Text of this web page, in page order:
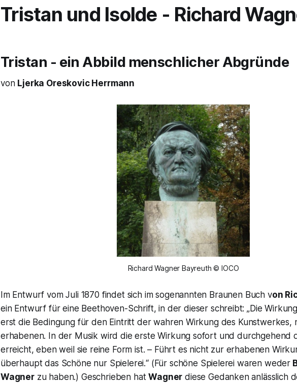
Tristan und Isolde - Richard
Tristan - ein Abbild menschlicher Abgründe
von Ljerka Oreskovic Herrmann
Richard Wagner Bayreuth © IOCO
Im Entwurf vom Juli 1870 findet sich im sogenannten Braunen Buch von
ein Entwurf für eine Beethoven-Schrift, in der dieser schreibt: „Die
erst die Bedingung für den Eintritt der wahren Wirkung des Kunstwerkes,
erhabenen. In der Musik wird die erste Wirkung sofort und durchgehend
erreicht, eben weil sie reine Form ist. – Führt es nicht zur erhabenen
überhaupt das Schöne nur Spielerei.“ (Für schöne Spielerei waren weder
Wagnerzu haben.) Geschrieben hatWagner diese Gedanken anlässlich